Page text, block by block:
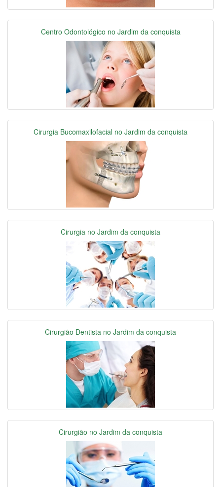
Centro Odontológico no Jardim da conquista
Cirurgia Bucomaxilofacial no Jardim da conquista
Cirurgia no Jardim da conquista
Cirurgião Dentista no Jardim da conquista
Cirurgião no Jardim da conquista